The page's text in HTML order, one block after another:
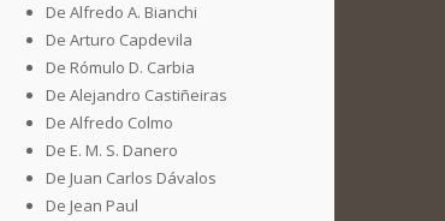
De Alfredo A. Bianchi
De Arturo Capdevila
De Rómulo D. Carbia
De Alejandro Castiñeiras
De Alfredo Colmo
De E. M. S. Danero
De Juan Carlos Dávalos
De Jean Paul